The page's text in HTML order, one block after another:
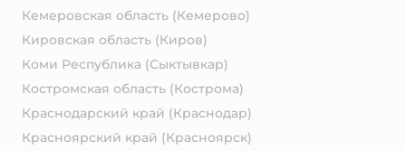
Кемеровская область (Кемерово)
Кировская область (Киров)
Коми Республика (Сыктывкар)
Костромская область (Кострома)
Краснодарский край (Краснодар)
Красноярский край (Красноярск)